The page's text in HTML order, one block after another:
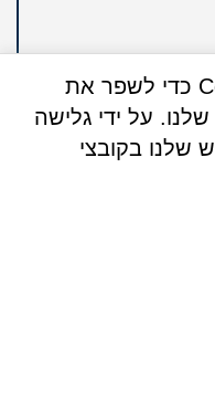
אנו משתמשים בקובצי Cookie כדי לשפר את
על ידי גלישה
שלנו בקובצי